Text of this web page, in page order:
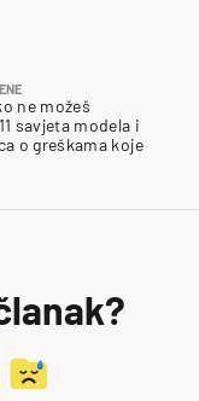
ne možeš
savjeta modela i
o greškama koje